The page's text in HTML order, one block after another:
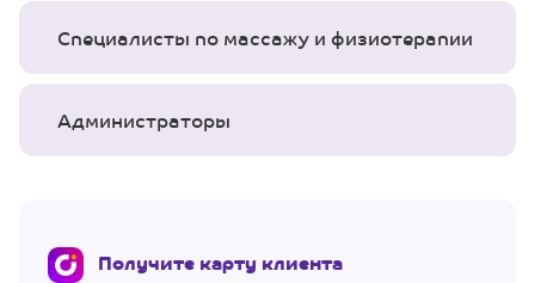
Специалисты по массажу и физиотерапии
Администраторы
Получите карту клиента